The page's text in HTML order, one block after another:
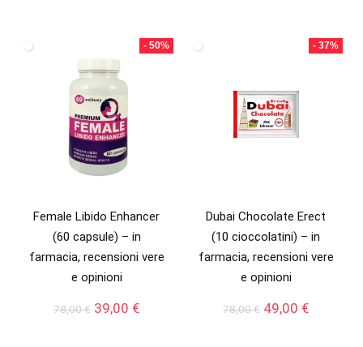
78,00 €.
è:
49,00 €.
78,00 €.
è:
29,00 €.
- 50%
Female Libido Enhancer
(60 capsule) – in
farmacia, recensioni vere
e opinioni
78,00€ Il
39,00 €Il
- 37%
Dubai Chocolate Erect
(10 cioccolatini) – in
farmacia, recensioni vere
e opinioni
78,00€ Il
49,00 €Il